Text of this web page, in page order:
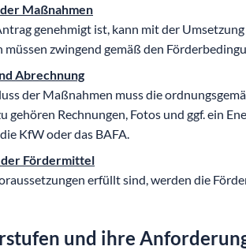
Maßnahmen
genehmigt ist, kann mit der
müssen zwingend gemäß den
Abrechnung
der Maßnahmen muss die
gehören Rechnungen, Fotos und ggf. ein
KfW oder das BAFA.
der Fördermittel
erfüllt sind, werden die
und ihre